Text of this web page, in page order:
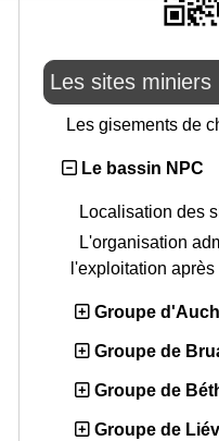
Les sites miniers
Les gisements de
Le bassin NPC
Localisation des
L'organisation
l'exploitation
Groupe
Groupe de
Groupe de
Groupe de